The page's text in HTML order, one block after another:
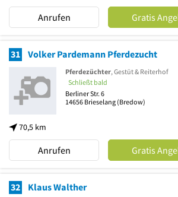
Anrufen Gratis
31 Volker Pardemann Pferdezucht
70,5 km
Pferdezüchter, Gestüt & Reiterhof
Schließt bald
Berliner Str. 6
14656 Brieselang (Bredow)
Anrufen Gratis
32 Klaus Walther